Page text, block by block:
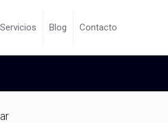
Servicios Blog Contacto